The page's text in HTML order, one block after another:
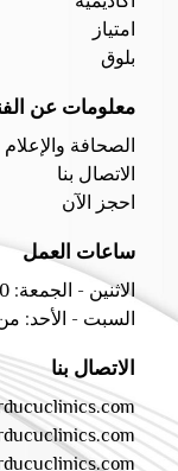
امتياز
بلوق
معلومات عن
الصحافة والإعلام
الاتصال بنا
احجز الآن
ساعات العمل
الاثنين - الجمعة: 10:00 - 18:00
السبت - الأحد: من 11:00 -
الاتصال بنا